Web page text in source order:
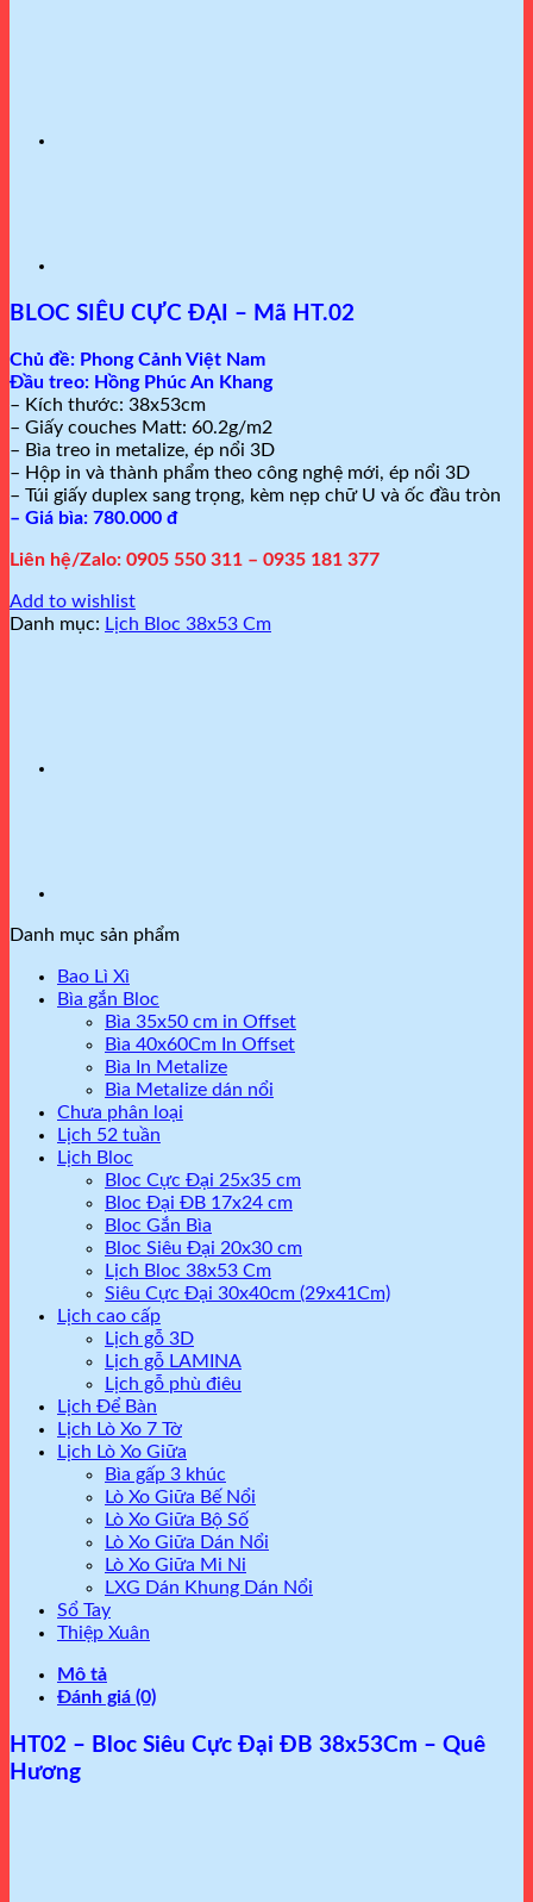
BLOC SIÊU CỰC ĐẠI – Mã HT.02
Chủ đề: Phong Cảnh Việt Nam
Đầu treo: Hồng Phúc An Khang
– Kích thước: 38x53cm
– Giấy couches Matt: 60.2g/m2
– Bìa treo in metalize, ép nổi 3D
– Hộp in và thành phẩm theo công nghệ mới, ép nổi 3D
– Túi giấy duplex sang trọng, kèm nẹp chữ U và ốc đầu tròn
– Giá bìa: 780.000 đ
Liên hệ/Zalo: 0905 550 311 – 0935 181 377
Add to wishlist
Danh mục: Lịch Bloc 38x53 Cm
Danh mục sản phẩm
Bao Lì Xì
Bìa gắn Bloc
Bìa 35x50 cm in Offset
Bìa 40x60Cm In Offset
Bìa In Metalize
Bìa Metalize dán nổi
Chưa phân loại
Lịch 52 tuần
Lịch Bloc
Bloc Cực Đại 25x35 cm
Bloc Đại ĐB 17x24 cm
Bloc Gắn Bìa
Bloc Siêu Đại 20x30 cm
Lịch Bloc 38x53 Cm
Siêu Cực Đại 30x40cm (29x41Cm)
Lịch cao cấp
Lịch gỗ 3D
Lịch gỗ LAMINA
Lịch gỗ phù điêu
Lịch Để Bàn
Lịch Lò Xo 7 Tờ
Lịch Lò Xo Giữa
Bìa gấp 3 khúc
Lò Xo Giữa Bế Nổi
Lò Xo Giữa Bộ Số
Lò Xo Giữa Dán Nổi
Lò Xo Giữa Mi Ni
LXG Dán Khung Dán Nổi
Sổ Tay
Thiệp Xuân
Mô tả
Đánh giá (0)
HT02 – Bloc Siêu Cực Đại ĐB 38x53Cm – Quê
Hương